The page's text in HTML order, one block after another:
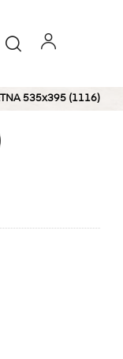
535x395 (1116)